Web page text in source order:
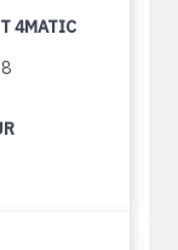
4MATIC